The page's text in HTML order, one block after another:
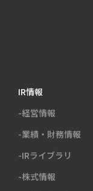
IR情報
-経営情報
-業績・財務情報
-IRライブラリ
-株式情報